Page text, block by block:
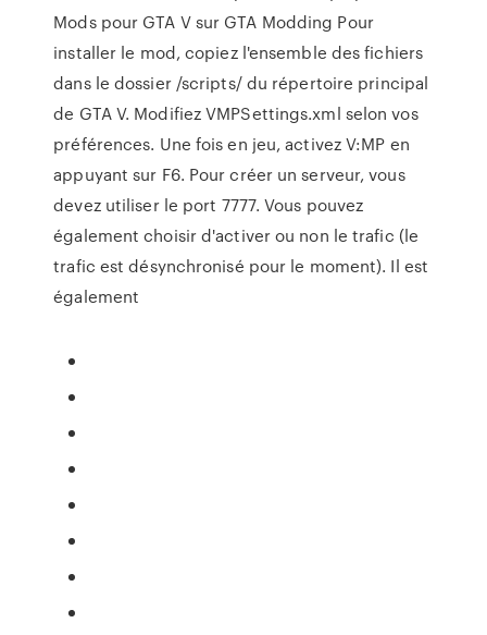
Mods pour GTA V sur GTA Modding Pour
installer le mod, copiez l'ensemble des fichiers
dans le dossier /scripts/ du répertoire principal
de GTA V. Modifiez VMPSettings.xml selon vos
préférences. Une fois en jeu, activez V:MP en
appuyant sur F6. Pour créer un serveur, vous
devez utiliser le port 7777. Vous pouvez
également choisir d'activer ou non le trafic (le
trafic est désynchronisé pour le moment). Il est
également